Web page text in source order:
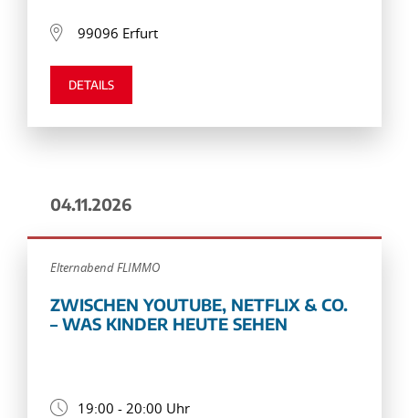
99096 Erfurt
DETAILS
04.11.2026
Elternabend FLIMMO
ZWISCHEN YOUTUBE, NETFLIX & CO.
– WAS KINDER HEUTE SEHEN
19:00 - 20:00 Uhr